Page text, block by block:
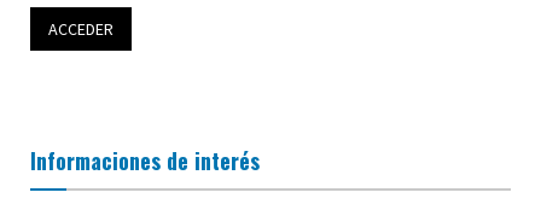
Informaciones de interés